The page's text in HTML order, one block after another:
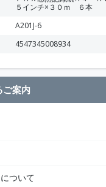
５インチ×３０ｍ ６本
A201J-6
4547345008934
ご案内
ついて